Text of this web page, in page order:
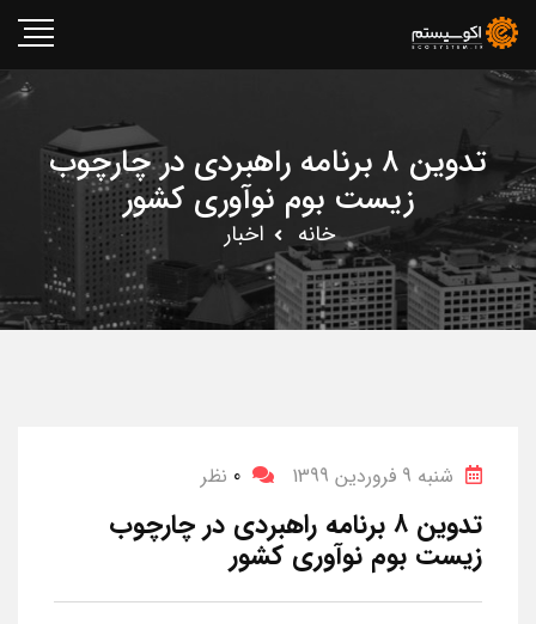
تدوین ۸ برنامه راهبردی در چارچوب
زیست بوم نوآوری کشور
خانه اخبار
شنبه 9 فروردین 1399 0 نظر
تدوین ۸ برنامه راهبردی در چارچوب
زیست بوم نوآوری کشور